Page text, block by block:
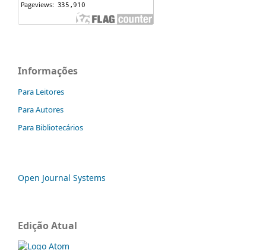
Informações
Para Leitores
Para Autores
Para Bibliotecários
Open Journal Systems
Edição Atual